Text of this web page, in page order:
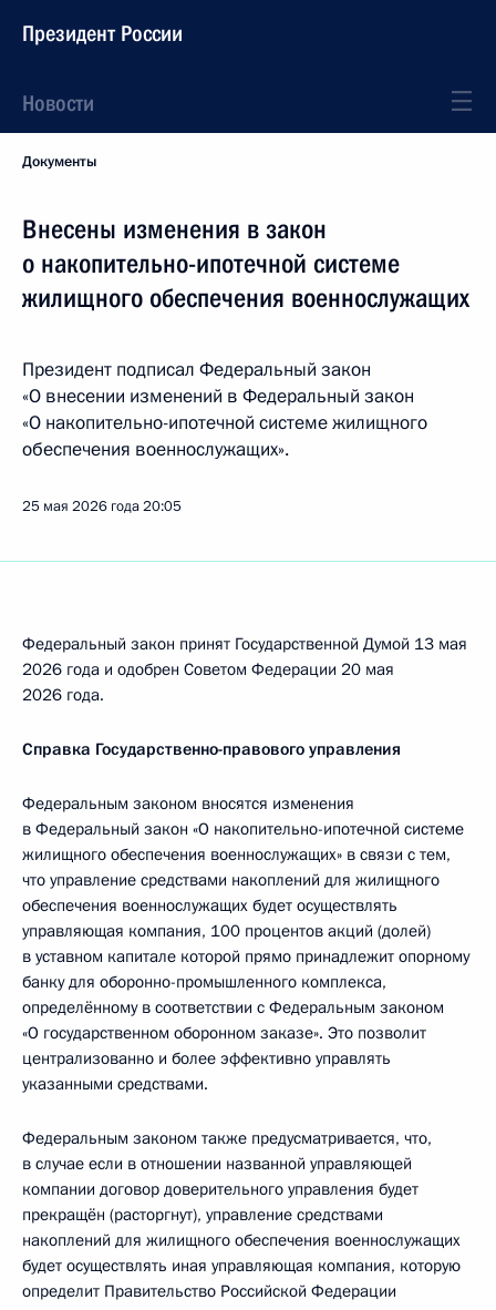
Президент России
Новости
Документы
Внесены изменения в закон
о накопительно-ипотечной системе
жилищного обеспечения военнослужащих
Президент подписал Федеральный закон
«О внесении изменений в Федеральный закон
«О накопительно-ипотечной системе жилищного
обеспечения военнослужащих».
25 мая 2026 года20:05
Федеральный закон принят Государственной Думой 13 мая
2026 года и одобрен Советом Федерации 20 мая
2026 года.
Справка Государственно-правового управления
Федеральным законом вносятся изменения
в Федеральный закон «О накопительно-ипотечной системе
жилищного обеспечения военнослужащих» в связи с тем,
что управление средствами накоплений для жилищного
обеспечения военнослужащих будет осуществлять
управляющая компания, 100 процентов акций (долей)
в уставном капитале которой прямо принадлежит опорному
банку для оборонно-промышленного комплекса,
определённому в соответствии с Федеральным законом
«О государственном оборонном заказе». Это позволит
централизованно и более эффективно управлять
указанными средствами.
Федеральным законом также предусматривается, что,
в случае если в отношении названной управляющей
компании договор доверительного управления будет
прекращён (расторгнут), управление средствами
накоплений для жилищного обеспечения военнослужащих
будет осуществлять иная управляющая компания, которую
определит Правительство Российской Федерации